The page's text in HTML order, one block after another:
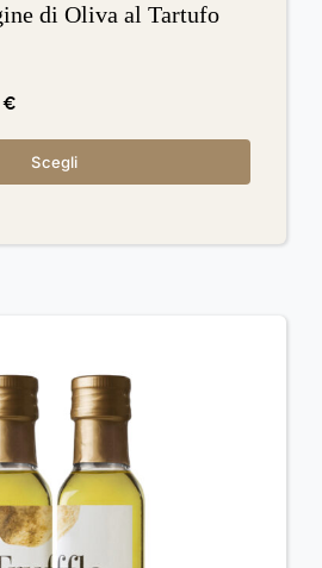
di Oliva al Tartufo
€
Scegli